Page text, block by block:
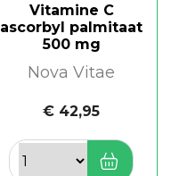
Vitamine C
ascorbyl palmitaat
500 mg
Nova Vitae
€ 42,95